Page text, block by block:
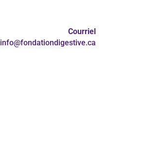
Courriel
info@fondationdigestive.ca